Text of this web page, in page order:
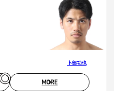
卜部功也
MORE